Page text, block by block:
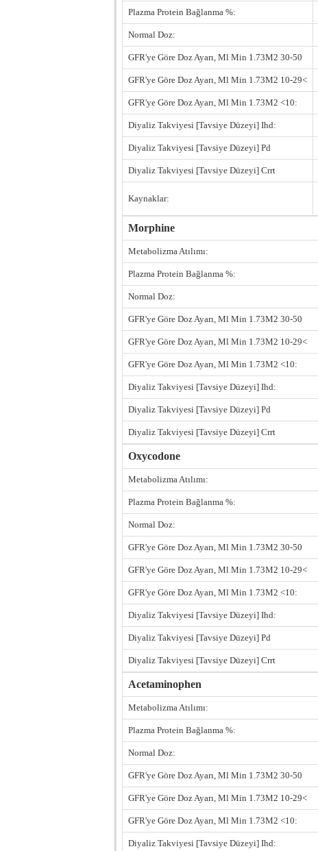
Plazma Protein Bağlanma %:
Normal Doz:
GFR'ye Göre Doz Ayarı, Ml Min 1.73M2 30-50
GFR'ye Göre Doz Ayarı, Ml Min 1.73M2 10-29<
GFR'ye Göre Doz Ayarı, Ml Min 1.73M2 <10:
Diyaliz Takviyesi [Tavsiye Düzeyi] Ihd:
Diyaliz Takviyesi [Tavsiye Düzeyi] Pd
Diyaliz Takviyesi [Tavsiye Düzeyi] Crrt
Kaynaklar:
Morphine
Metabolizma Atılımı:
Plazma Protein Bağlanma %:
Normal Doz:
GFR'ye Göre Doz Ayarı, Ml Min 1.73M2 30-50
GFR'ye Göre Doz Ayarı, Ml Min 1.73M2 10-29<
GFR'ye Göre Doz Ayarı, Ml Min 1.73M2 <10:
Diyaliz Takviyesi [Tavsiye Düzeyi] Ihd:
Diyaliz Takviyesi [Tavsiye Düzeyi] Pd
Diyaliz Takviyesi [Tavsiye Düzeyi] Crrt
Oxycodone
Metabolizma Atılımı:
Plazma Protein Bağlanma %:
Normal Doz:
GFR'ye Göre Doz Ayarı, Ml Min 1.73M2 30-50
GFR'ye Göre Doz Ayarı, Ml Min 1.73M2 10-29<
GFR'ye Göre Doz Ayarı, Ml Min 1.73M2 <10:
Diyaliz Takviyesi [Tavsiye Düzeyi] Ihd:
Diyaliz Takviyesi [Tavsiye Düzeyi] Pd
Diyaliz Takviyesi [Tavsiye Düzeyi] Crrt
Acetaminophen
Metabolizma Atılımı:
Plazma Protein Bağlanma %:
Normal Doz:
GFR'ye Göre Doz Ayarı, Ml Min 1.73M2 30-50
GFR'ye Göre Doz Ayarı, Ml Min 1.73M2 10-29<
GFR'ye Göre Doz Ayarı, Ml Min 1.73M2 <10:
Diyaliz Takviyesi [Tavsiye Düzeyi] Ihd: